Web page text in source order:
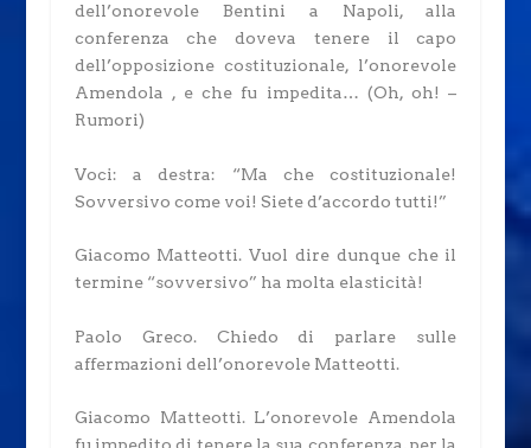
dell’onorevole Bentini a Napoli, alla
conferenza che doveva tenere il capo
dell’opposizione costituzionale, l’onorevole
Amendola , e che fu impedita…(Oh, oh! –
Rumori)
Voci: a destra: “Ma che costituzionale!
Sovversivo come voi! Siete d’accordo tutti!”
Giacomo Matteotti. Vuol dire dunque che il
termine “sovversivo” ha molta elasticità!
Paolo Greco.Chiedo di parlare sulle
affermazioni dell’onorevole Matteotti.
Giacomo Matteotti.L’onorevole Amendola